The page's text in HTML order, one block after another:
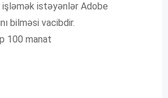
istəyənlər Adobe
bilməsi vacibdir.
100 manat